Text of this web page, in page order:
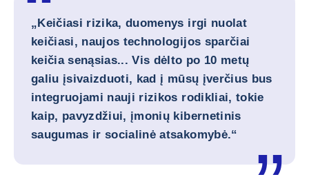
„Keičiasi rizika, duomenys irgi nuolat
keičiasi, naujos technologijos sparčiai
keičia senąsias... Vis dėlto po 10 metų
galiu įsivaizduoti, kad į mūsų įverčius bus
integruojami nauji rizikos rodikliai, tokie
kaip, pavyzdžiui, įmonių kibernetinis
saugumas ir socialinė atsakomybė.“